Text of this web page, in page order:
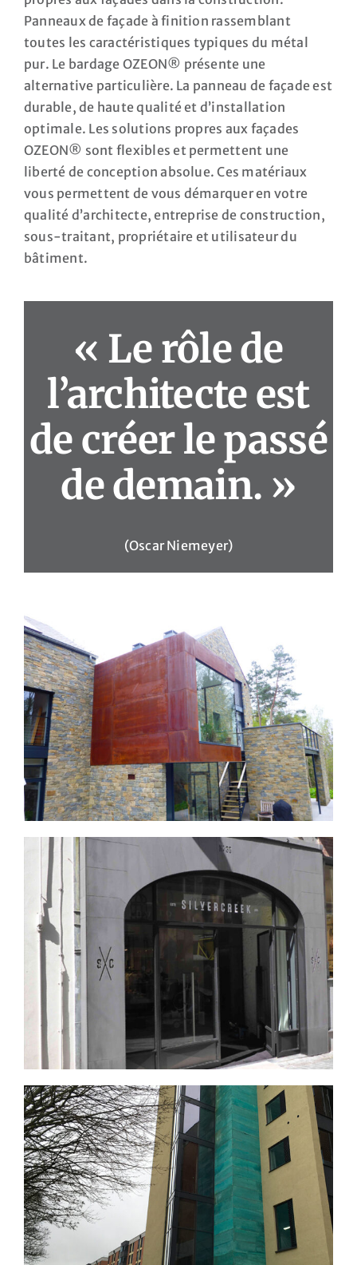
Panneaux de façade à finition rassemblant
toutes les caractéristiques typiques du métal
pur. Le bardage OZEON® présente une
alternative particulière. La panneau de façade est
durable, de haute qualité et d’installation
optimale. Les solutions propres aux façades
OZEON® sont flexibles et permettent une
liberté de conception absolue. Ces matériaux
vous permettent de vous démarquer en votre
qualité d’architecte, entreprise de construction,
sous-traitant, propriétaire et utilisateur du
bâtiment.
« Le rôle de
l’architecte est
de créer le passé
de demain. »
(Oscar Niemeyer)